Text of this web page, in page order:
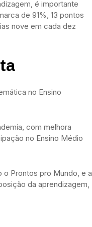
é importante
de 91%, 13 pontos
nove em cada dez
no Ensino
com melhora
no Ensino Médio
o Prontos pro Mundo, e a
da aprendizagem,